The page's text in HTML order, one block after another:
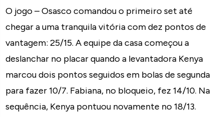
O jogo – Osasco comandou o primeiro set até
chegar a uma tranquila vitória com dez pontos de
vantagem: 25/15. A equipe da casa começou a
deslanchar no placar quando a levantadora Kenya
marcou dois pontos seguidos em bolas de segunda
para fazer 10/7. Fabiana, no bloqueio, fez 14/10. Na
sequência, Kenya pontuou novamente no 18/13.